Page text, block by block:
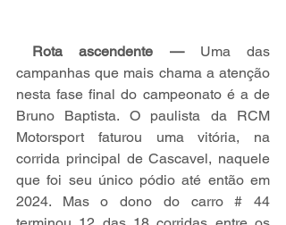
Rota ascendente — Uma das
campanhas que mais chama a atenção
nesta fase final do campeonato é a de
Bruno Baptista. O paulista da RCM
Motorsport faturou uma vitória, na
corrida principal de Cascavel, naquele
que foi seu único pódio até então em
2024. Mas o dono do carro # 44